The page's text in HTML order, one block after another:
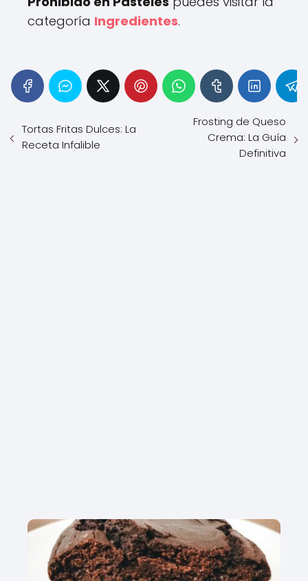
categoría Ingredientes.
Tortas Fritas Dulces: La
Receta Infalible
Frosting de Queso
Crema: La Guía
Definitiva